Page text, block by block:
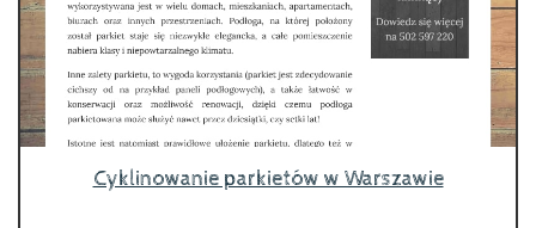
Cyklinowanie parkietów w Warszawie